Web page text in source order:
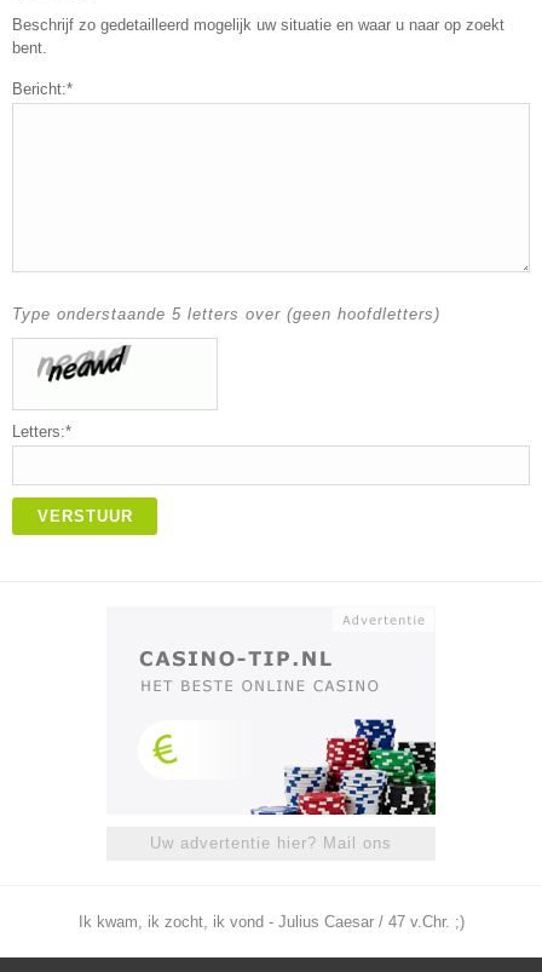
Beschrijf zo gedetailleerd mogelijk uw situatie en waar u naar op zoekt
bent.
Bericht:*
Type onderstaande 5 letters over (geen hoofdletters)
Letters:*
VERSTUUR
Uw advertentie hier? Mail ons
Ik kwam, ik zocht, ik vond - Julius Caesar / 47 v.Chr. ;)